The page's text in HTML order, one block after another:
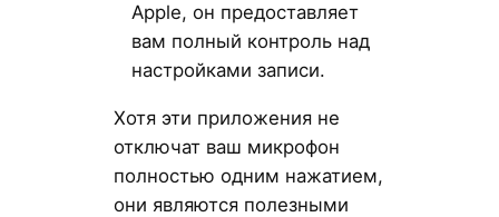
Apple, он предоставляет
вам полный контроль над
настройками записи.
Хотя эти приложения не
отключат ваш микрофон
полностью одним нажатием,
они являются полезными